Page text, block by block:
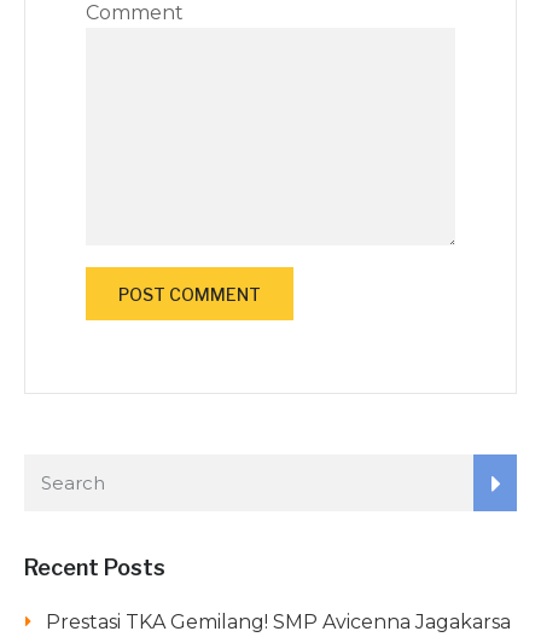
Comment
Recent Posts
Prestasi TKA Gemilang! SMP Avicenna Jagakarsa